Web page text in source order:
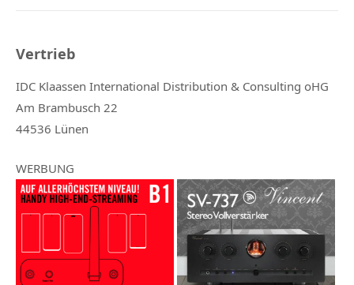
Vertrieb
IDC Klaassen International Distribution & Consulting oHG
Am Brambusch 22
44536 Lünen
WERBUNG